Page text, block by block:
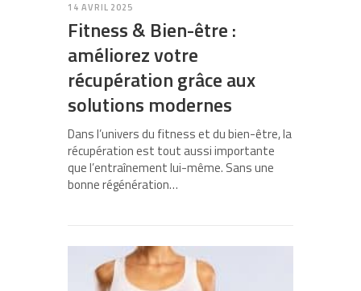
14 AVRIL 2025
Fitness & Bien-être :
améliorez votre
récupération grâce aux
solutions modernes
Dans l’univers du fitness et du bien-être, la
récupération est tout aussi importante
que l’entraînement lui-même. Sans une
bonne régénération…